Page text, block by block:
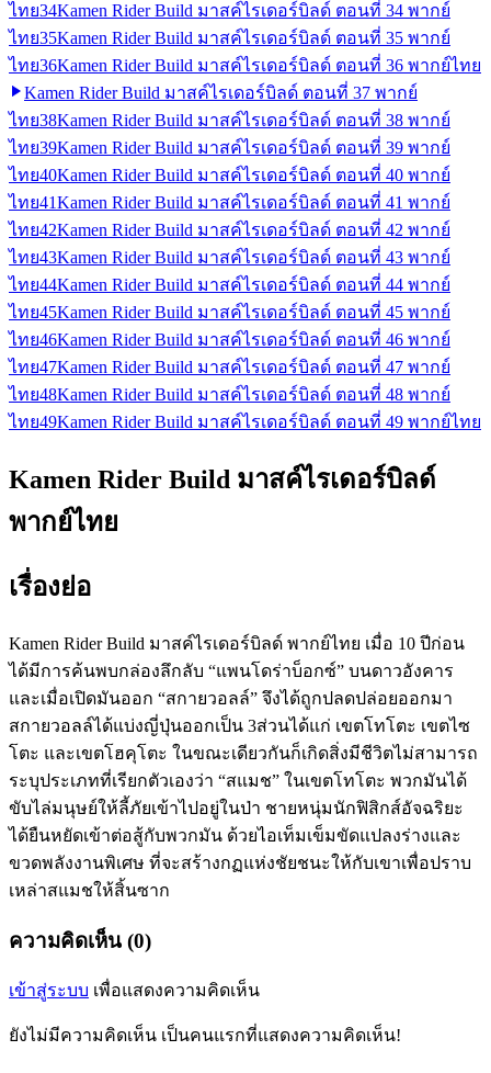
ไทย34Kamen Rider Build มาสค์ไรเดอร์บิลด์ ตอนที่ 34 พากย์
ไทย35Kamen Rider Build มาสค์ไรเดอร์บิลด์ ตอนที่ 35 พากย์
ไทย36Kamen Rider Build มาสค์ไรเดอร์บิลด์ ตอนที่ 36 พากย์ไทย
Kamen Rider Build มาสค์ไรเดอร์บิลด์ ตอนที่ 37 พากย์
ไทย38Kamen Rider Build มาสค์ไรเดอร์บิลด์ ตอนที่ 38 พากย์
ไทย39Kamen Rider Build มาสค์ไรเดอร์บิลด์ ตอนที่ 39 พากย์
ไทย40Kamen Rider Build มาสค์ไรเดอร์บิลด์ ตอนที่ 40 พากย์
ไทย41Kamen Rider Build มาสค์ไรเดอร์บิลด์ ตอนที่ 41 พากย์
ไทย42Kamen Rider Build มาสค์ไรเดอร์บิลด์ ตอนที่ 42 พากย์
ไทย43Kamen Rider Build มาสค์ไรเดอร์บิลด์ ตอนที่ 43 พากย์
ไทย44Kamen Rider Build มาสค์ไรเดอร์บิลด์ ตอนที่ 44 พากย์
ไทย45Kamen Rider Build มาสค์ไรเดอร์บิลด์ ตอนที่ 45 พากย์
ไทย46Kamen Rider Build มาสค์ไรเดอร์บิลด์ ตอนที่ 46 พากย์
ไทย47Kamen Rider Build มาสค์ไรเดอร์บิลด์ ตอนที่ 47 พากย์
ไทย48Kamen Rider Build มาสค์ไรเดอร์บิลด์ ตอนที่ 48 พากย์
ไทย49Kamen Rider Build มาสค์ไรเดอร์บิลด์ ตอนที่ 49 พากย์ไทย
Kamen Rider Build มาสค์ไรเดอร์บิลด์
พากย์ไทย
เรื่องย่อ
Kamen Rider Build มาสค์ไรเดอร์บิลด์ พากย์ไทย เมื่อ 10 ปีก่อน
ได้มีการค้นพบกล่องลึกลับ “แพนโดร่าบ็อกซ์” บนดาวอังคาร
และเมื่อเปิดมันออก “สกายวอลล์” จึงได้ถูกปลดปล่อยออกมา
สกายวอลล์ได้แบ่งญี่ปุ่นออกเป็น 3ส่วนได้แก่ เขตโทโตะ เขตไซ
โตะ และเขตโฮคุโตะ ในขณะเดียวกันก็เกิดสิ่งมีชีวิตไม่สามารถ
ระบุประเภทที่เรียกตัวเองว่า “สแมช” ในเขตโทโตะ พวกมันได้
ขับไล่มนุษย์ให้ลี้ภัยเข้าไปอยู่ในป่า ชายหนุ่มนักฟิสิกส์อัจฉริยะ
ได้ยืนหยัดเข้าต่อสู้กับพวกมัน ด้วยไอเท็มเข็มขัดแปลงร่างและ
ขวดพลังงานพิเศษ ที่จะสร้างกฏแห่งชัยชนะให้กับเขาเพื่อปราบ
เหล่าสแมชให้สิ้นซาก
ความคิดเห็น (0)
เข้าสู่ระบบ เพื่อแสดงความคิดเห็น
ยังไม่มีความคิดเห็น เป็นคนแรกที่แสดงความคิดเห็น!